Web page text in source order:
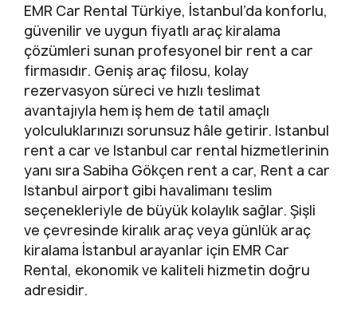
EMR Car Rental Türkiye, İstanbul’da konforlu,
güvenilir ve uygun fiyatlı araç kiralama
çözümleri sunan profesyonel bir rent a car
firmasıdır. Geniş araç filosu, kolay
rezervasyon süreci ve hızlı teslimat
avantajıyla hem iş hem de tatil amaçlı
yolculuklarınızı sorunsuz hâle getirir. Istanbul
rent a car ve Istanbul car rental hizmetlerinin
yanı sıra Sabiha Gökçen rent a car, Rent a car
Istanbul airport gibi havalimanı teslim
seçenekleriyle de büyük kolaylık sağlar. Şişli
ve çevresinde kiralık araç veya günlük araç
kiralama İstanbul arayanlar için EMR Car
Rental, ekonomik ve kaliteli hizmetin doğru
adresidir.